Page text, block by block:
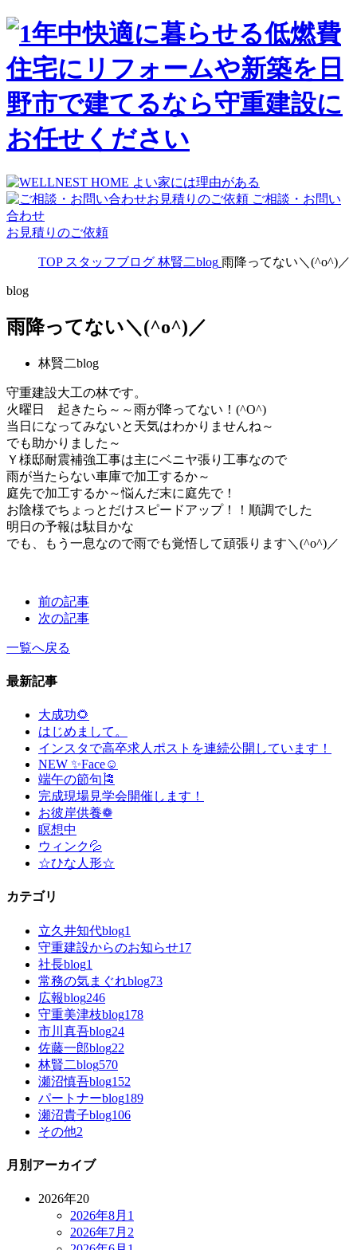
ご相談・お問い
合わせ
お見積りのご依頼
TOP スタッフブログ 林賢二blog 雨降ってない＼(^o^)／
blog
雨降ってない＼(^o^)／
林賢二blog
守重建設大工の林です。
火曜日 起きたら～～雨が降ってない！(^O^)
当日になってみないと天気はわかりませんね～
でも助かりました～
Ｙ様邸耐震補強工事は主にベニヤ張り工事なので
雨が当たらない車庫で加工するか～
庭先で加工するか～悩んだ末に庭先で！
お陰様でちょっとだけスピードアップ！！順調でした
明日の予報は駄目かな
でも、もう一息なので雨でも覚悟して頑張ります＼(^o^)／
前の記事
次の記事
一覧へ戻る
最新記事
大成功🌻
はじめまして。
インスタで高卒求人ポストを連続公開しています！
NEW ✨Face☺
端午の節句🎏
完成現場見学会開催します！
お彼岸供養❁
瞑想中
ウィンク💦
☆ひな人形☆
カテゴリ
立久井知代blog1
守重建設からのお知らせ17
社長blog1
常務の気まぐれblog73
広報blog246
守重美津枝blog178
市川真吾blog24
佐藤一郎blog22
林賢二blog570
瀬沼慎吾blog152
パートナーblog189
瀬沼貴子blog106
その他2
月別アーカイブ
2026年20
2026年8月 1
2026年7月 2